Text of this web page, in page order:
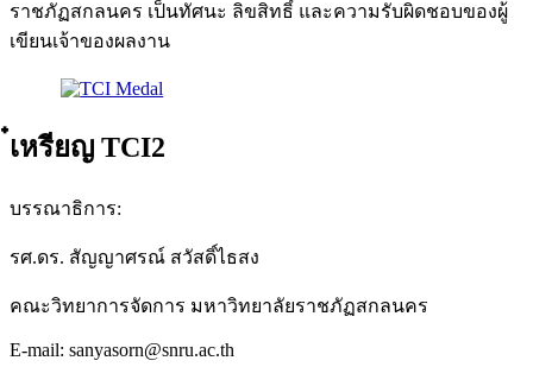
ราชภัฏสกลนคร เป็นทัศนะ ลิขสิทธิ์ และความรับผิดชอบของผู้
เขียนเจ้าของผลงาน
๋เหรียญ TCI2
บรรณาธิการ:
รศ.ดร. สัญญาศรณ์ สวัสดิ์ไธสง
คณะวิทยาการจัดการ มหาวิทยาลัยราชภัฏสกลนคร
E-mail: sanyasorn@snru.ac.th